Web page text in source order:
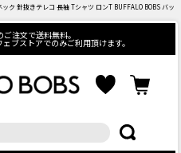
ク 針抜きテレコ 長袖 Tシャツ ロンT BUFFALO BOBS バッ
注文で送料無料。
ブストアでのみご利用頂けます。